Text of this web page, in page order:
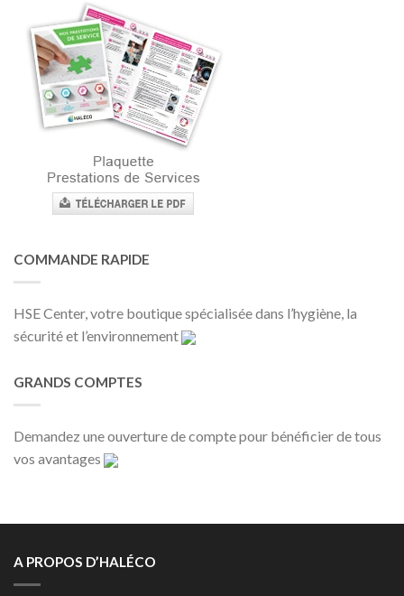
COMMANDE RAPIDE
HSE Center, votre boutique spécialisée dans l’hygiène, la
sécurité et l’environnement
GRANDS COMPTES
Demandez une ouverture de compte pour bénéficier de tous
vos avantages
A PROPOS D’HALÉCO